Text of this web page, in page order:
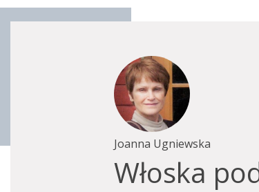
Joanna Ugniewska
Włoska